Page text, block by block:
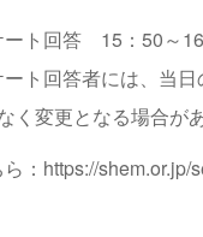
ト回答 15：50～16
ト回答者には、当
く変更となる場合が
： https://shem.or.jp/